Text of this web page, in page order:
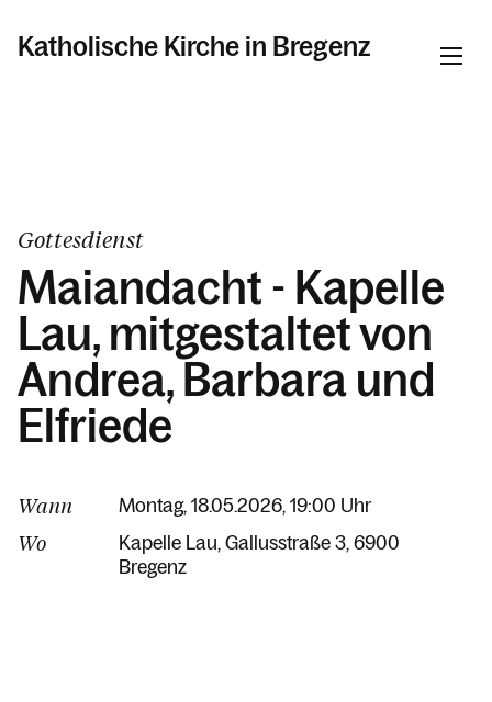
Katholische Kirche in Bregenz
Pfarren
Personen
Gottesdienst
Maiandacht - Kapelle
Lau, mitgestaltet von
Andrea, Barbara und
Elfriede
Wann Montag, 18.05.2026, 19:00 Uhr
Wo Kapelle Lau Gallusstraße 3 6900
Bregenz